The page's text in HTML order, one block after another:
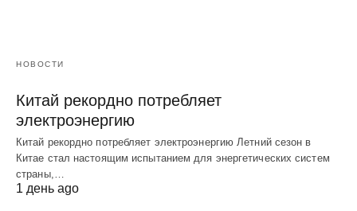
НОВОСТИ
Китай рекордно потребляет
электроэнергию
Китай рекордно потребляет электроэнергию Летний сезон в
Китае стал настоящим испытанием для энергетических систем
страны,…
1 день ago